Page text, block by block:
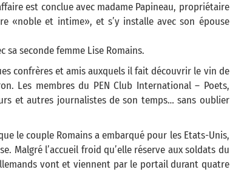
est conclue avec madame Papineau, propriétaire
«noble et intime», et s’y installe avec son épouse
sa seconde femme Lise Romains.
confrères et amis auxquels il fait découvrir le vin de
Les membres du PEN Club International – Poets,
et autres journalistes de son temps… sans oublier
le couple Romains a embarqué pour les Etats-Unis,
Malgré l’accueil froid qu’elle réserve aux soldats du
vont et viennent par le portail durant quatre